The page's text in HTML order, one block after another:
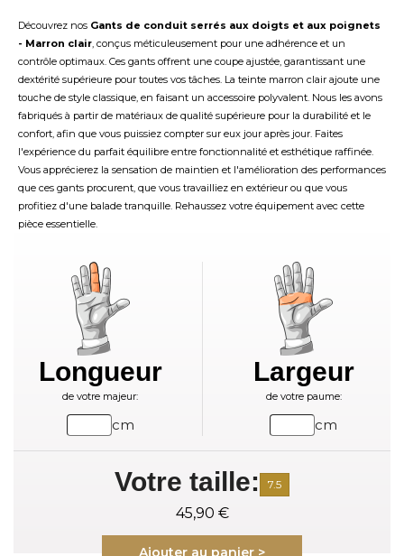
Découvrez nos Gants de conduit serrés aux doigts et aux poignets
- Marron clair, conçus méticuleusement pour une adhérence et un
contrôle optimaux. Ces gants offrent une coupe ajustée, garantissant une
dextérité supérieure pour toutes vos tâches. La teinte marron clair ajoute une
touche de style classique, en faisant un accessoire polyvalent. Nous les avons
fabriqués à partir de matériaux de qualité supérieure pour la durabilité et le
confort, afin que vous puissiez compter sur eux jour après jour. Faites
l'expérience du parfait équilibre entre fonctionnalité et esthétique raffinée.
Vous apprécierez la sensation de maintien et l'amélioration des performances
que ces gants procurent, que vous travailliez en extérieur ou que vous
profitiez d'une balade tranquille. Rehaussez votre équipement avec cette
pièce essentielle.
Longueur
de votre majeur:
cm
Largeur
de votre paume:
cm
Votre taille: 7.5
45,90 €
Ajouter au panier >